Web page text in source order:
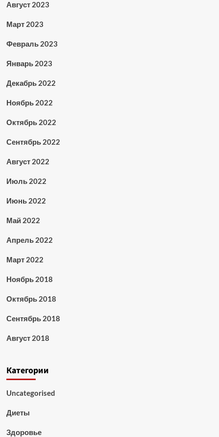
Август 2023
Март 2023
Февраль 2023
Январь 2023
Декабрь 2022
Ноябрь 2022
Октябрь 2022
Сентябрь 2022
Август 2022
Июль 2022
Июнь 2022
Май 2022
Апрель 2022
Март 2022
Ноябрь 2018
Октябрь 2018
Сентябрь 2018
Август 2018
Категории
Uncategorised
Диеты
Здоровье